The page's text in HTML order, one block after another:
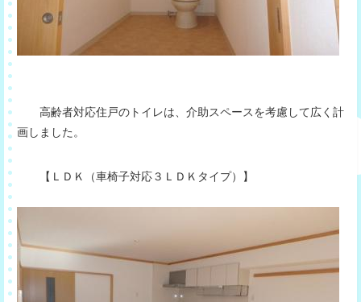
高齢者対応住戸のトイレは、介助スペースを考慮して広く計
画しました。
【ＬＤＫ（車椅子対応３ＬＤＫタイプ）】